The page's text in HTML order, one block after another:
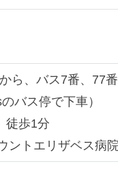
ら、バス7番、77
バス停で下車）
徒歩1分
ントエリザベス病